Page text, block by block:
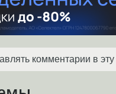
комментарии в